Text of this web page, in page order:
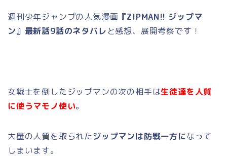
週刊少年ジャンプの人気漫画 『ZIPMAN!! ジップマ
ン』最新話9話のネタバレと感想、展開考察です！
女戦士を倒したジップマンの次の相手は生徒達を人質
に使うマモノ使い。
大量の人質を取られたジップマンは防戦一方になって
しまいます。